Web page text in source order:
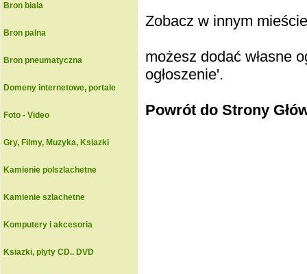
Bron biala
Bron palna
Bron pneumatyczna
Domeny internetowe, portale
Foto - Video
Gry, Filmy, Muzyka, Ksiazki
Kamienie polszlachetne
Kamienie szlachetne
Komputery i akcesoria
Ksiazki, plyty CD.. DVD
Zobacz w innym
możesz dodać własne
ogłoszenie'.
Powrót do Strony